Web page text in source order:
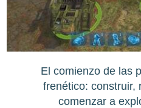
El comienzo de las
frenético: construir,
comenzar a